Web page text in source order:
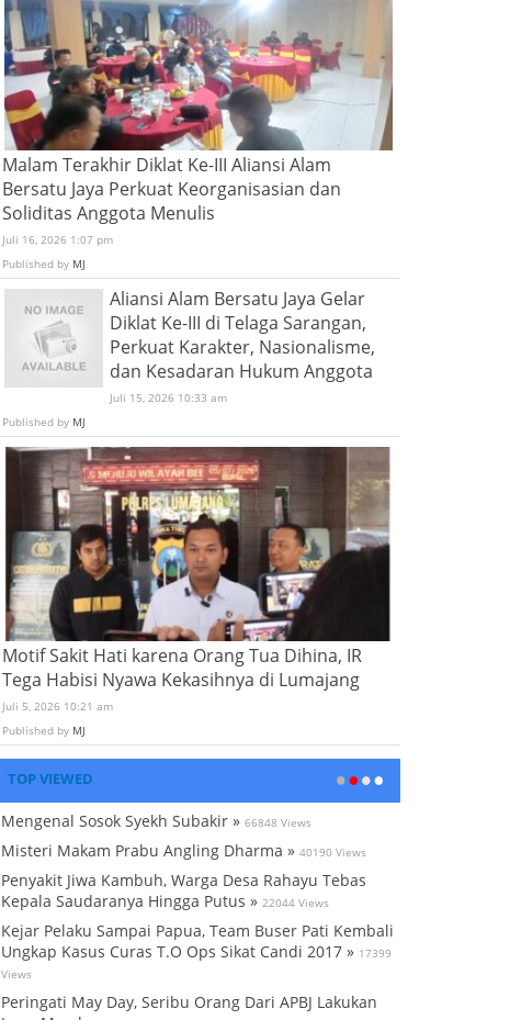
Malam Terakhir Diklat Ke-III Aliansi Alam
Bersatu Jaya Perkuat Keorganisasian dan
Soliditas Anggota Menulis
Juli 16, 2026 1:07 pm
Published by MJ
Aliansi Alam Bersatu Jaya Gelar
Diklat Ke-III di Telaga Sarangan,
Perkuat Karakter, Nasionalisme,
dan Kesadaran Hukum Anggota
Juli 15, 2026 10:33 am
Published by MJ
Motif Sakit Hati karena Orang Tua Dihina, IR
Tega Habisi Nyawa Kekasihnya di Lumajang
Juli 5, 2026 10:21 am
Published by MJ
TOP VIEWED
Mengenal Sosok Syekh Subakir » 66848 Views
Misteri Makam Prabu Angling Dharma » 40190 Views
Penyakit Jiwa Kambuh, Warga Desa Rahayu Tebas
Kepala Saudaranya Hingga Putus » 22044 Views
Kejar Pelaku Sampai Papua, Team Buser Pati Kembali
Ungkap Kasus Curas T.O Ops Sikat Candi 2017 » 17399
Views
Peringati May Day, Seribu Orang Dari APBJ Lakukan